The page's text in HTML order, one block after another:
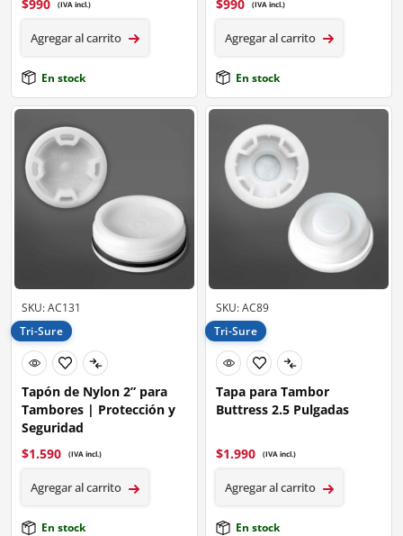
$990 (IVA incl.)
Agregar al carrito
En stock
$990 (IVA incl.)
Agregar al carrito
En stock
SKU: AC131
Tri-Sure
Tapón de Nylon 2” para
Tambores | Protección y
Seguridad
$1.590 (IVA incl.)
Agregar al carrito
En stock
SKU: AC89
Tri-Sure
Tapa para Tambor
Buttress 2.5 Pulgadas
$1.990 (IVA incl.)
Agregar al carrito
En stock